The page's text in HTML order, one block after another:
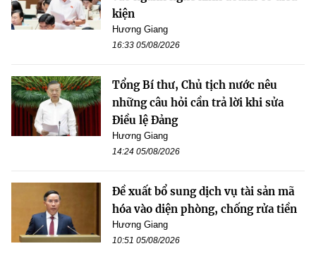
kiện
Hương Giang
16:33 05/08/2026
Tổng Bí thư, Chủ tịch nước nêu
những câu hỏi cần trả lời khi sửa
Điều lệ Đảng
Hương Giang
14:24 05/08/2026
Đề xuất bổ sung dịch vụ tài sản mã
hóa vào diện phòng, chống rửa tiền
Hương Giang
10:51 05/08/2026